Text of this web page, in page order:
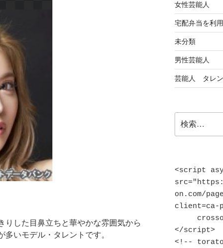
りした目鼻立ちと華やかな雰囲気から
多いモデル・タレントです。
女性芸能人
宅配弁当を利
未分類
男性芸能人
芸能人 タレン
索:
<script
on.com/
client=ca-
</script>
<!--